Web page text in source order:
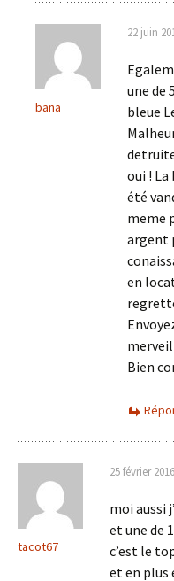
bana
22 juin
une de
bleue
oui ! La
été
meme
argent
en
Bien
tacot67
25 février
moi aussi
et une de
c’est le
et en plus